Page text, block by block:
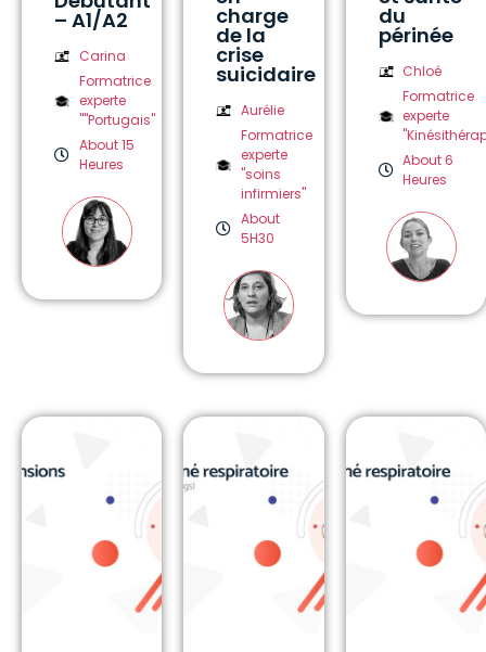
– A1/A2
Carina
Formatrice
experte
""Portugais"
About 15
Heures
charge
de la
crise
suicidaire
Aurélie
Formatrice
experte
"soins
infirmiers"
About
5H30
du
périnée
Chloé
Formatrice
experte
About 6
Heures